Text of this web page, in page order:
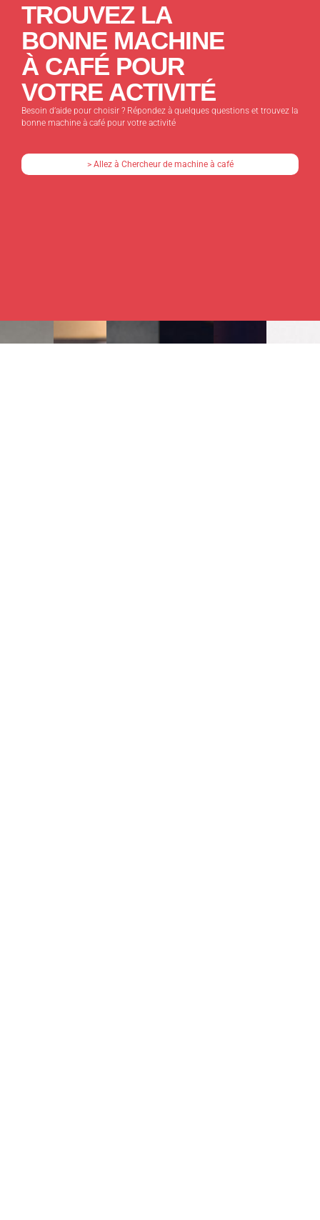
TROUVEZ LA
BONNE MACHINE
À CAFÉ POUR
VOTRE ACTIVITÉ
Besoin d’aide pour choisir ? Répondez à quelques questions et trouvez la
bonne machine à café pour votre activité
> Allez à Chercheur de machine à café